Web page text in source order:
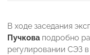
В ходе заседания
Пучкова подробно
регулировании СЭЗ